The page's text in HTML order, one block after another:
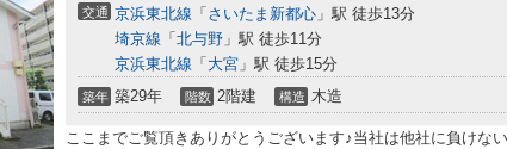
交通 京浜東北線 「 さいたま新都心 」駅 徒歩13分
埼京線 「 北与野 」駅 徒歩11分
京浜東北線 「 大宮 」駅 徒歩15分
築年 築29年 階数 2階建 構造 木造
ここまでご覧頂きありがとうございます♪当社は他社に負けな